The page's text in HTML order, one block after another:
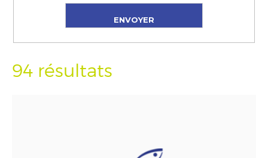
94 résultats